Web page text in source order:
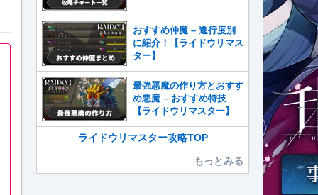
おすすめ仲魔 – 進行度別
に紹介！【ライドウリマス
ター】
最強悪魔の作り方とおすす
め悪魔 – おすすめ特技
【ライドウリマスター】
ライドウリマスター攻略TOP
もっとみる